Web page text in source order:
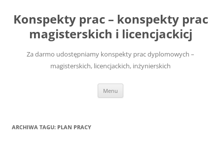
treści
Konspekty prac – konspekty prac
magisterskich i licencjackicj
Za darmo udostępniamy konspekty prac dyplomowych –
magisterskich, licencjackich, inżynierskich
Menu
ARCHIWA TAGU: PLAN PRACY